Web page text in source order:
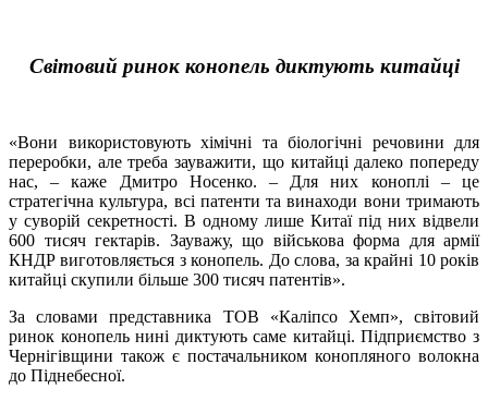
Світовий ринок конопель диктують китайці
«Вони використовують хімічні та біологічні речовини для
переробки, але треба зауважити, що китайці далеко попереду
нас, – каже Дмитро Носенко. – Для них коноплі – це
стратегічна культура, всі патенти та винаходи вони тримають
у суворій секретності. В одному лише Китаї під них відвели
600 тисяч гектарів. Зауважу, що військова форма для армії
КНДР виготовляється з конопель. До слова, за крайні 10 років
китайці скупили більше 300 тисяч патентів».
За словами представника ТОВ «Каліпсо Хемп», світовий
ринок конопель нині диктують саме китайці. Підприємство з
Чернігівщини також є постачальником конопляного волокна
до Піднебесної.